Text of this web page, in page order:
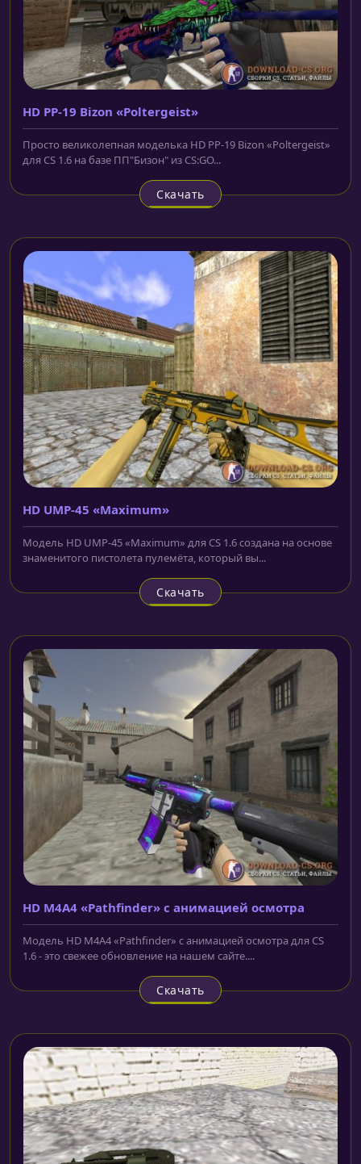
HD PP-19 Bizon «Poltergeist»
Просто великолепная моделька HD PP-19 Bizon «Poltergeist»
для CS 1.6 на базе ПП"Бизон" из CS:GO...
Скачать
HD UMP-45 «Maximum»
Модель HD UMP-45 «Maximum» для CS 1.6 создана на основе
знаменитого пистолета пулемёта, который вы...
Скачать
HD M4A4 «Pathfinder» с анимацией осмотра
Модель HD M4A4 «Pathfinder» с анимацией осмотра для CS
1.6 - это свежее обновление на нашем сайте....
Скачать